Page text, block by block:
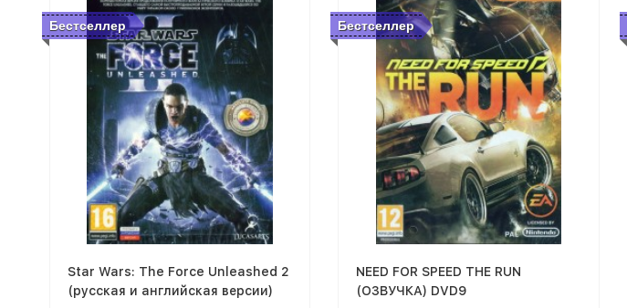
Бестселлер
Star Wars: The Force Unleashed 2
(русская и английская версии)
Бестселлер
NEED FOR SPEED THE RUN
(ОЗВУЧКА) DVD9